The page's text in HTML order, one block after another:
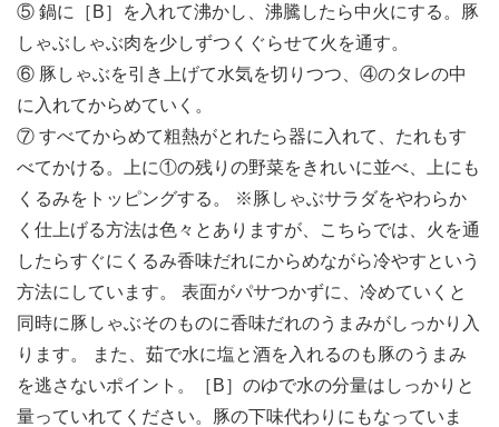
⑤ 鍋に［B］を入れて沸かし、沸騰したら中火にする。豚
しゃぶしゃぶ肉を少しずつくぐらせて火を通す。
⑥ 豚しゃぶを引き上げて水気を切りつつ、④のタレの中
に入れてからめていく。
⑦ すべてからめて粗熱がとれたら器に入れて、たれもす
べてかける。上に①の残りの野菜をきれいに並べ、上にも
くるみをトッピングする。 ※豚しゃぶサラダをやわらか
く仕上げる方法は色々とありますが、こちらでは、火を通
したらすぐにくるみ香味だれにからめながら冷やすという
方法にしています。 表面がパサつかずに、冷めていくと
同時に豚しゃぶそのものに香味だれのうまみがしっかり入
ります。 また、茹で水に塩と酒を入れるのも豚のうまみ
を逃さないポイント。［B］のゆで水の分量はしっかりと
量っていれてください。豚の下味代わりにもなっていま